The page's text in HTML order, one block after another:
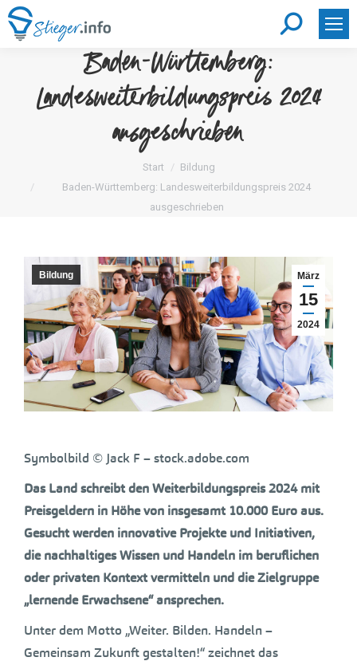
Search:
Baden-Württemberg:
Landesweiterbildungspreis 2024
ausgeschrieben
Sie befinden sich hier:Start
Bildung
Baden-Württemberg: Landesweiterbildungspreis 2024
ausgeschrieben
März
15
2024
Bildung
Symbolbild © Jack F – stock.adobe.com
Das Land schreibt den Weiterbildungspreis 2024 mit
Preisgeldern in Höhe von insgesamt 10.000 Euro aus.
Gesucht werden innovative Projekte und Initiativen,
die nachhaltiges Wissen und Handeln im beruflichen
oder privaten Kontext vermitteln und die Zielgruppe
„lernende Erwachsene“ ansprechen.
Unter dem Motto „Weiter. Bilden. Handeln –
Gemeinsam Zukunft gestalten!“ zeichnet das